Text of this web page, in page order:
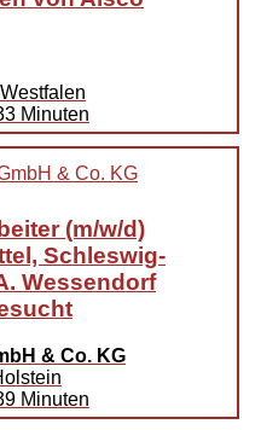
Minuten
(m/w/d)
Schleswig-
Wessendorf
& Co. KG
Minuten